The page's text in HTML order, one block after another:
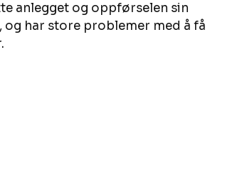
anlegget og oppførselen sin
har store problemer med å få